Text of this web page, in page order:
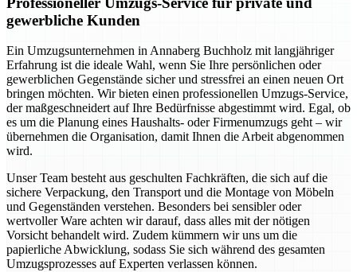
gewerbliche Kunden
Ein Umzugsunternehmen in Annaberg Buchholz mit langjähriger
Erfahrung ist die ideale Wahl, wenn Sie Ihre persönlichen oder
gewerblichen Gegenstände sicher und stressfrei an einen neuen Ort
bringen möchten. Wir bieten einen professionellen Umzugs-Service,
der maßgeschneidert auf Ihre Bedürfnisse abgestimmt wird. Egal, ob
es um die Planung eines Haushalts- oder Firmenumzugs geht – wir
übernehmen die Organisation, damit Ihnen die Arbeit abgenommen
wird.
Unser Team besteht aus geschulten Fachkräften, die sich auf die
sichere Verpackung, den Transport und die Montage von Möbeln
und Gegenständen verstehen. Besonders bei sensibler oder
wertvoller Ware achten wir darauf, dass alles mit der nötigen
Vorsicht behandelt wird. Zudem kümmern wir uns um die
papierliche Abwicklung, sodass Sie sich während des gesamten
Umzugsprozesses auf Experten verlassen können.